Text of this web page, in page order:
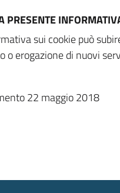
PRESENTE
sui cookie può
o erogazione di nuovi
22 maggio 2018